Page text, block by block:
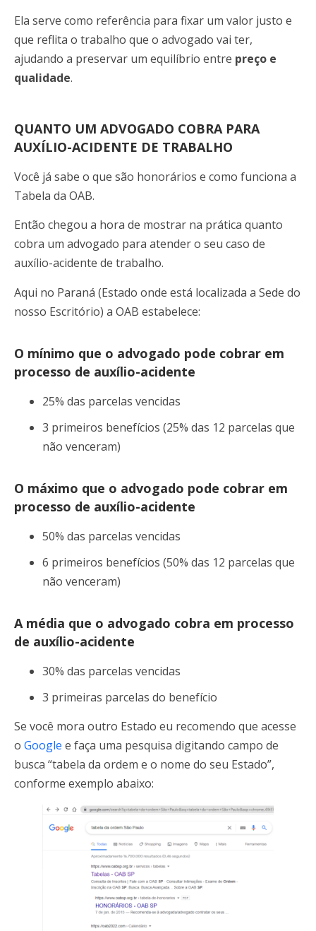
Ela serve como referência para fixar um valor justo e
que reflita o trabalho que o advogado vai ter,
ajudando a preservar um equilíbrio entre preço e
qualidade.
QUANTO UM ADVOGADO COBRA PARA
AUXÍLIO-ACIDENTE DE TRABALHO
Você já sabe o que são honorários e como funciona a
Tabela da OAB.
Então chegou a hora de mostrar na prática quanto
cobra um advogado para atender o seu caso de
auxílio-acidente de trabalho.
Aqui no Paraná (Estado onde está localizada a Sede do
nosso Escritório) a OAB estabelece:
O mínimo que o advogado pode cobrar em
processo de auxílio-acidente
25% das parcelas vencidas
3 primeiros benefícios (25% das 12 parcelas que
não venceram)
O máximo que o advogado pode cobrar em
processo de auxílio-acidente
50% das parcelas vencidas
6 primeiros benefícios (50% das 12 parcelas que
não venceram)
A média que o advogado cobra em processo
de auxílio-acidente
30% das parcelas vencidas
3 primeiras parcelas do benefício
Se você mora outro Estado eu recomendo que acesse
o Google e faça uma pesquisa digitando campo de
busca “tabela da ordem e o nome do seu Estado”,
conforme exemplo abaixo: